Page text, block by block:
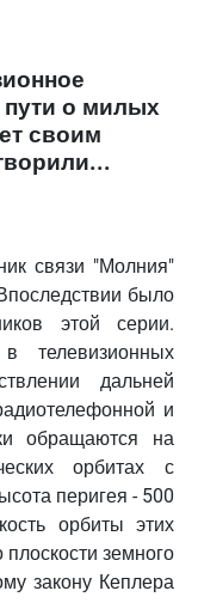
о милых
своим
связи "Молния"
было
этой серии.
телевизионных
дальней
и
обращаются на
орбитах с
перигея - 500
орбиты этих
земного
закону Кеплера